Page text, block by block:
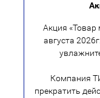
Акция «Товар
августа
Компания
прекратить